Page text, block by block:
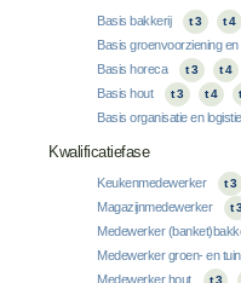
Basis bakkerij t 3 t 4
Basis groenvoorziening
Basis horeca t 3 t 4
Basis hout t 3 t 4
Basis organisatie en
Kwalificatiefase
Keukenmedewerker t 3
Magazijnmedewerker t
Medewerker
Medewerker groen- en
Medewerker hout